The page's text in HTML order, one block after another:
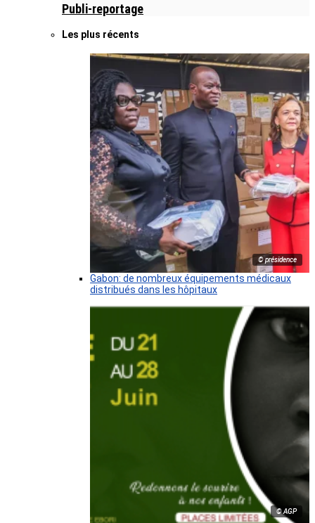
Publi-reportage
Les plus récents
© présidence
Gabon: de nombreux équipements médicaux
distribués dans les hôpitaux
© AGP